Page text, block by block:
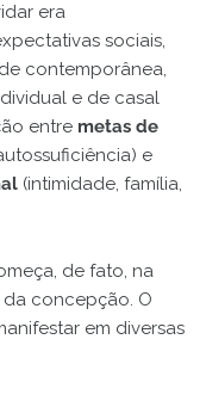
era
sociais,
contemporânea,
e de casal
entre metas de
e
(intimidade, família,
de fato, na
concepção. O
em diversas